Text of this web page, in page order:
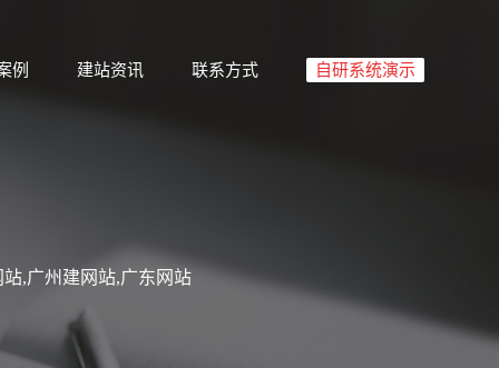
例 建站资讯 联系方式 自研系统演示
,广州建网站,广东网站